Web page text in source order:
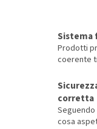
Sistema
Prodotti
coerente
corretta
cosa